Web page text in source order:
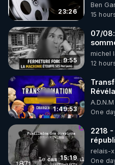
23:26
Ben
15
9:55
07/
une
taire
michel
12
1:49:53
07/08/
A.D.N.M
One
15:19
2218
les
relais-x
One